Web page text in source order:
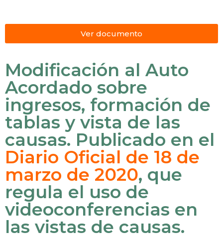
Ver documento
Modificación al Auto
Acordado sobre
ingresos, formación de
tablas y vista de las
causas. Publicado en el
Diario Oficial de 18 de
marzo de 2020, que
regula el uso de
videoconferencias en
las vistas de causas.